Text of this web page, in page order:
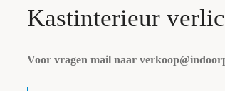
Kastinterieur
Voor vragen mail naar